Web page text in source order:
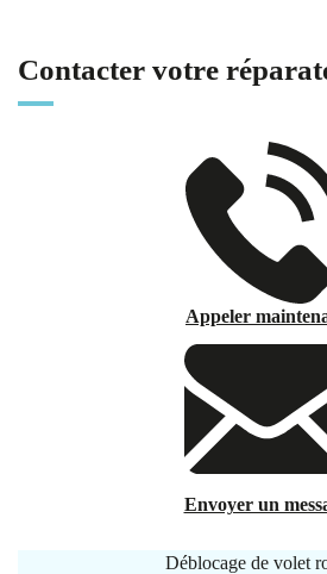
Contacter votre
Appeler
Envoyer un
Déblocage de volet